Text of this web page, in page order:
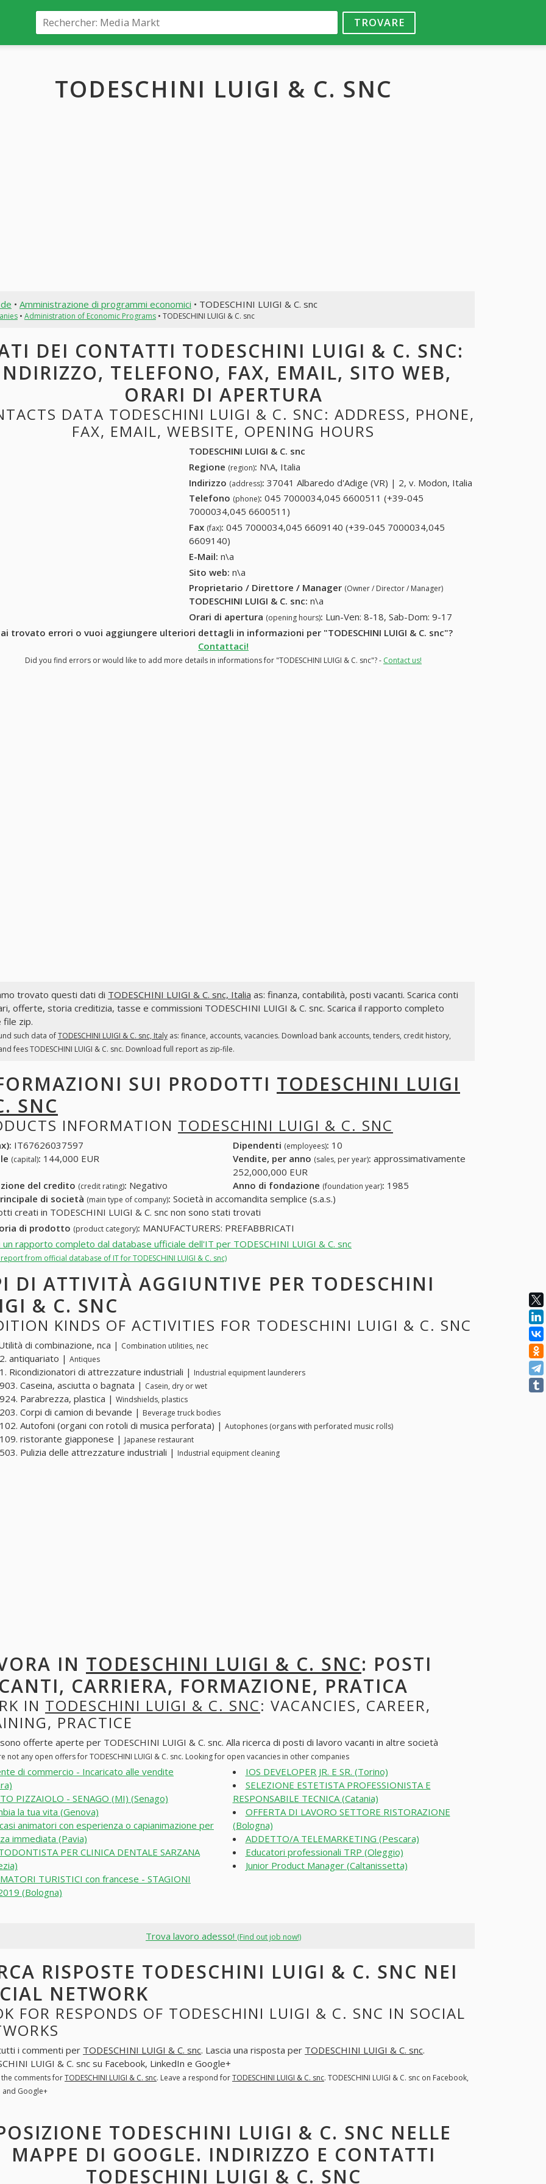
TROVARE
TODESCHINI LUIGI & C. SNC
• Amministrazione di programmi economici • TODESCHINI LUIGI & C. snc
• Administration of Economic Programs• TODESCHINI LUIGI & C. snc
DEI CONTATTI TODESCHINI LUIGI & C. SNC:
TELEFONO, FAX, EMAIL, SITO WEB,
ORARI DI APERTURA
DATA TODESCHINI LUIGI & C. SNC: ADDRESS, PHONE,
FAX, EMAIL, WEBSITE, OPENING HOURS
TODESCHINI LUIGI & C. snc
Regione (region): N\A, Italia
Indirizzo (address): 37041 Albaredo d'Adige (VR) | 2, v. Modon, Italia
Telefono (phone): 045 7000034,045 6600511 (+39-045
7000034,045 6600511)
7000034,045 6600511)
Fax (fax): 045 7000034,045 6609140 (+39-045 7000034,045
6609140)
6609140)
E-Mail: n\a
Sito web: n\a
Proprietario / Direttore / Manager (Owner / Director / Manager)
TODESCHINI LUIGI & C. snc: n\a
Orari di apertura (opening hours): Lun-Ven: 8-18, Sab-Dom: 9-17
trovato errori o vuoi aggiungere ulteriori dettagli in informazioni per "TODESCHINI LUIGI & C. snc"?
Contattaci!
Did you find errors or would like to add more details in informations for "TODESCHINI LUIGI & C. snc"? - Contact us!
trovato questi dati di TODESCHINI LUIGI & C. snc, Italia as: finanza, contabilità, posti vacanti. Scarica conti
offerte, storia creditizia, tasse e commissioni TODESCHINI LUIGI & C. snc. Scarica il rapporto completo
file zip.
such data ofTODESCHINI LUIGI & C. snc, Italyas: finance, accounts, vacancies. Download bank accounts, tenders, credit history,
fees TODESCHINI LUIGI & C. snc. Download full report as zip-file.
SUI PRODOTTI TODESCHINI LUIGI
SNC
INFORMATION TODESCHINI LUIGI & C. SNC
IT67626037597 Dipendenti (employees): 10
(capital): 144,000 EUR Vendite, per anno (sales, per year): approssimativamente
252,000,000 EUR
del credito (credit rating): Negativo Anno di fondazione (foundation year): 1985
di società (main type of company): Società in accomandita semplice (s.a.s.)
creati in TODESCHINI LUIGI & C. snc non sono stati trovati
di prodotto (product category): MANUFACTURERS: PREFABBRICATI
rapporto completo dal database ufficiale dell'IT per TODESCHINI LUIGI & C. snc
from official database of IT for TODESCHINI LUIGI & C. snc)
DI ATTIVITÀ AGGIUNTIVE PER TODESCHINI
& C. SNC
KINDS OF ACTIVITIES FOR TODESCHINI LUIGI & C. SNC
di combinazione, nca | Combination utilities, nec
antiquariato | Antiques
Ricondizionatori di attrezzature industriali | Industrial equipment launderers
Caseina, asciutta o bagnata | Casein, dry or wet
Parabrezza, plastica | Windshields, plastics
Corpi di camion di bevande | Beverage truck bodies
Autofoni (organi con rotoli di musica perforata) | Autophones (organs with perforated music rolls)
ristorante giapponese | Japanese restaurant
Pulizia delle attrezzature industriali | Industrial equipment cleaning
IN TODESCHINI LUIGI & C. SNC: POSTI
CARRIERA, FORMAZIONE, PRATICA
IN TODESCHINI LUIGI & C. SNC: VACANCIES, CAREER,
PRACTICE
offerte aperte per TODESCHINI LUIGI & C. snc. Alla ricerca di posti di lavoro vacanti in altre società
not any open offers for TODESCHINI LUIGI & C. snc. Looking for open vacancies in other companies
di commercio - Incaricato alle vendite
PIZZAIOLO - SENAGO (MI) (Senago)
la tua vita (Genova)
animatori con esperienza o capianimazione per
immediata (Pavia)
PER CLINICA DENTALE SARZANA
TURISTICI con francese - STAGIONI
(Bologna)
IOS DEVELOPER JR. E SR. (Torino)
SELEZIONE ESTETISTA PROFESSIONISTA E
RESPONSABILE TECNICA (Catania)
OFFERTA DI LAVORO SETTORE RISTORAZIONE
(Bologna)
ADDETTO/A TELEMARKETING (Pescara)
Educatori professionali TRP (Oleggio)
Junior Product Manager (Caltanissetta)
Trova lavoro adesso! (Find out job now!)
RISPOSTE TODESCHINI LUIGI & C. SNC NEI
NETWORK
FOR RESPONDS OF TODESCHINI LUIGI & C. SNC IN SOCIAL
i commenti per TODESCHINI LUIGI & C. snc. Lascia una risposta per TODESCHINI LUIGI & C. snc.
LUIGI & C. snc su Facebook, LinkedIn e Google+
the comments forTODESCHINI LUIGI & C. snc. Leave a respond forTODESCHINI LUIGI & C. snc. TODESCHINI LUIGI & C. snc on Facebook,
and Google+
TODESCHINI LUIGI & C. SNC NELLE
MAPPE DI GOOGLE. INDIRIZZO E CONTATTI
TODESCHINI LUIGI & C. SNC